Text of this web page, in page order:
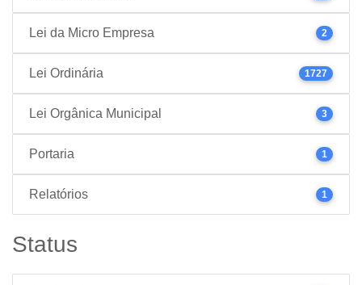
Lei da Micro Empresa 2
Lei Ordinária 1727
Lei Orgânica Municipal 3
Portaria 1
Relatórios 1
Status